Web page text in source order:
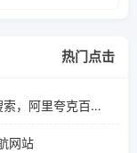
热门点击
爱搜-网盘资源搜索-一站式网盘资源搜索，阿里夸克百度迅雷UC全聚合
网站